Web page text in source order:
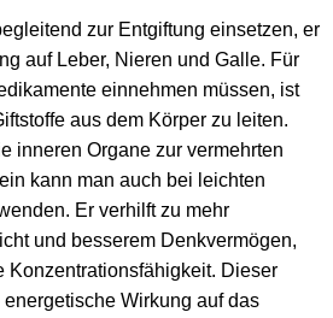
zur Entgiftung einsetzen, er
auf Leber, Nieren und Galle. Für
einnehmen müssen, ist
aus dem Körper zu leiten.
inneren Organe zur vermehrten
kann man auch bei leichten
Er verhilft zu mehr
und besserem Denkvermögen,
Konzentrationsfähigkeit. Dieser
Wirkung auf das